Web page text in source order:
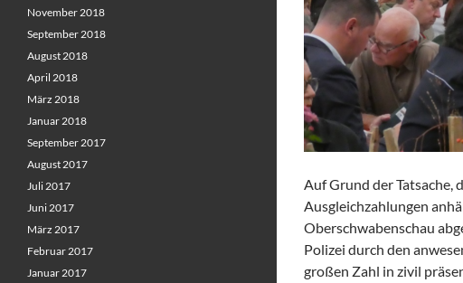
Auf Grund der Tatsache,
Ausgleichzahlungen
Oberschwabenschau
Polizei durch den
großen Zahl in zivil
November 2018
September 2018
August 2018
April 2018
März 2018
Januar 2018
September 2017
August 2017
Juli 2017
Juni 2017
März 2017
Februar 2017
Januar 2017